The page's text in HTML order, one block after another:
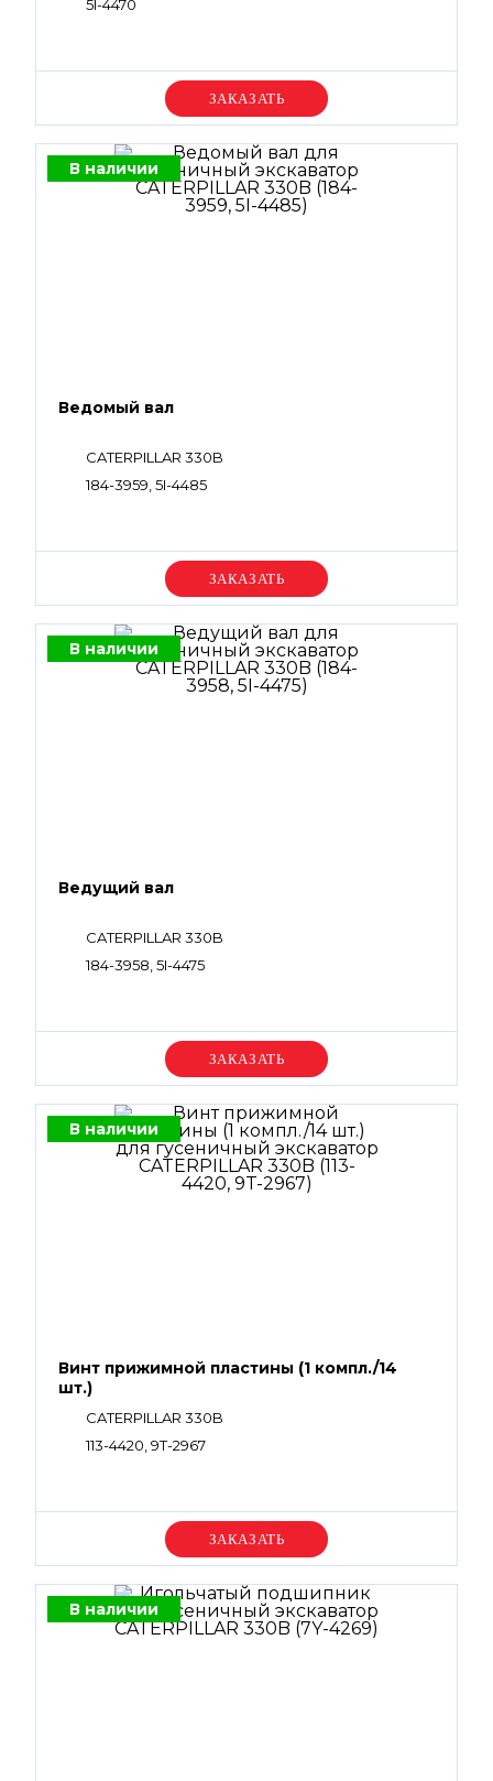
5I-4470
Уточняйте цену
В наличии
Ведомый вал
CATERPILLAR 330B
184-3959, 5I-4485
Уточняйте цену
В наличии
Ведущий вал
CATERPILLAR 330B
184-3958, 5I-4475
Уточняйте цену
В наличии
Винт прижимной пластины (1 компл./14
шт.)
CATERPILLAR 330B
113-4420, 9T-2967
Уточняйте цену
В наличии